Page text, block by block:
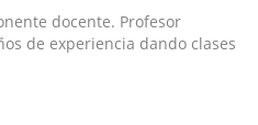
docente. Profesor
de experiencia dando clases